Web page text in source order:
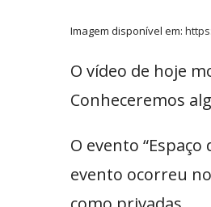
Imagem disponível em:
O vídeo de hoje
Conheceremos
O evento
evento ocorreu